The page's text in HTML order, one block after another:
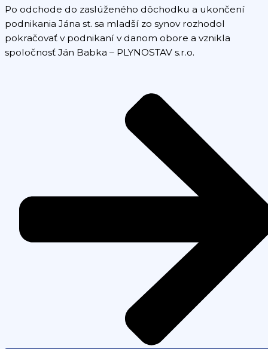
Po odchode do zaslúženého dôchodku a ukončení
podnikania Jána st. sa mladší zo synov rozhodol
pokračovať v podnikaní v danom obore a vznikla
spoločnosť Ján Babka – PLYNOSTAV s.r.o.